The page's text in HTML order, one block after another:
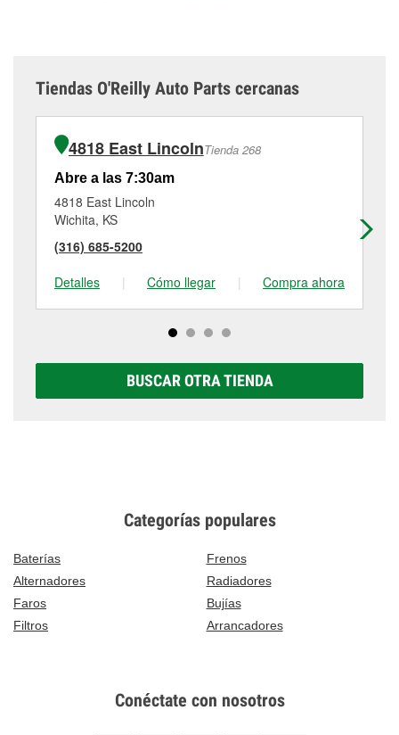
Tiendas O'Reilly Auto Parts cercanas
4818 East LincolnTienda 268
Abre a las 7:30am
4818 East Lincoln
Wichita, KS
(316) 685-5200
Detalles
| Cómo llegar | Compra ahora
BUSCAR OTRA TIENDA
Categorías populares
Baterías
Frenos
Alternadores
Radiadores
Faros
Bujías
Filtros
Arrancadores
Conéctate con nosotros